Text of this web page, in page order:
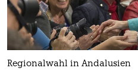
Regionalwahl in Andalusien